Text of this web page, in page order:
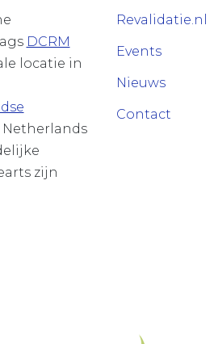
DCRM
locatie in
Netherlands
zijn
Revalidatie.nl
Events
Nieuws
Contact